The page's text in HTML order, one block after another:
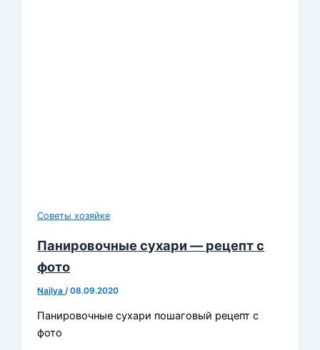
Советы хозяйке
Панировочные сухари — рецепт с
фото
Najlya /08.09.2020
Панировочные сухари пошаговый рецепт с
фото